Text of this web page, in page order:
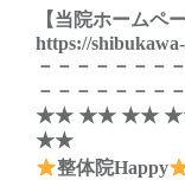
【当院ホームペ
https://
－－－－－－－
－－－－－－－
★★ ★★ ★★
★★
整体院Happy